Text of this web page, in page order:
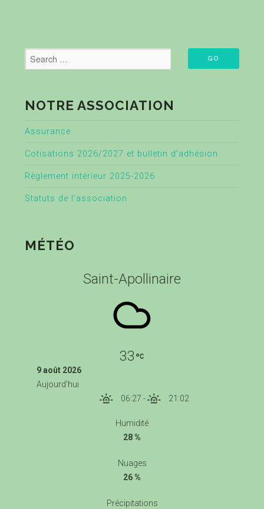
NOTRE ASSOCIATION
Assurance
Cotisations 2026/2027 et bulletin d’adhésion
Règlement intérieur 2025-2026
Statuts de l’association
MÉTÉO
Saint-Apollinaire
33
9 août 2026
Aujourd'hui
06:27 - 21:02
Humidité
28 %
Nuages
26 %
Précipitations